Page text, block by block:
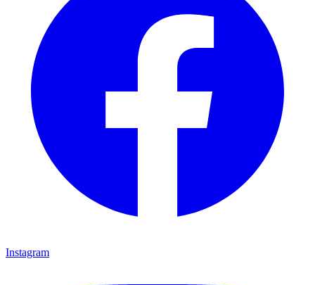
Instagram